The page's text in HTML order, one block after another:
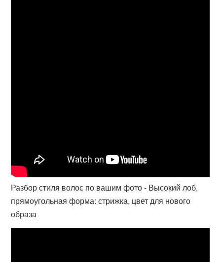
Разбор стиля волос по вашим фото - Высокий лоб,
прямоугольная форма: стрижка, цвет для нового
образа